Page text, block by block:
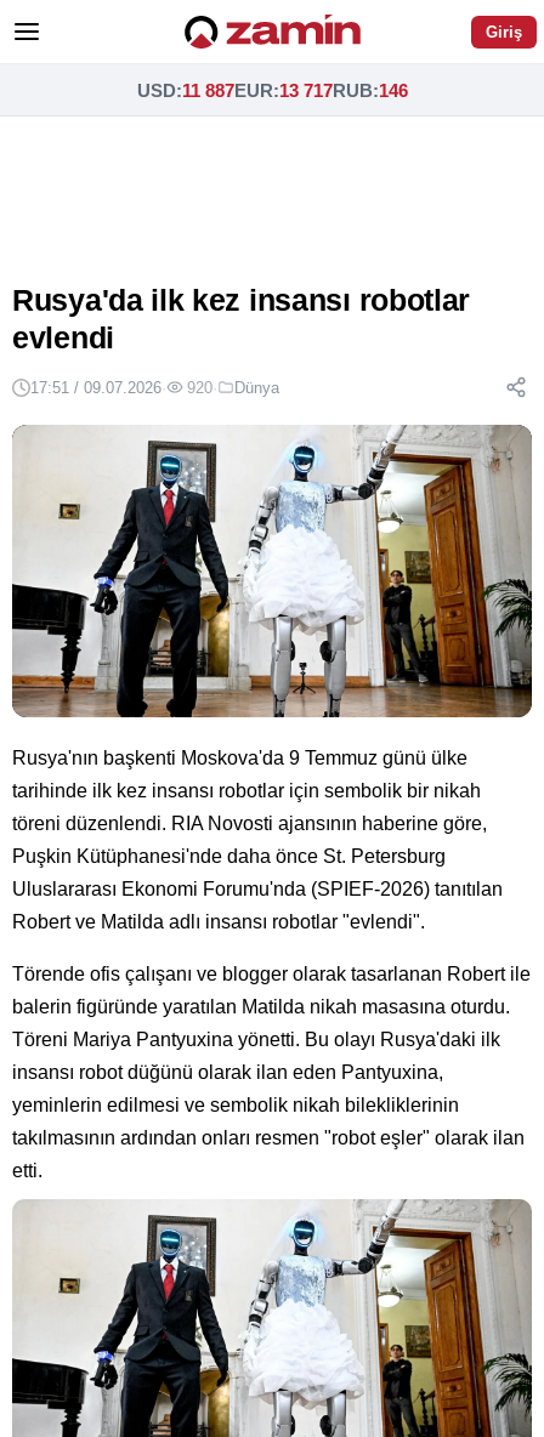
Giriş
USD:11 887EUR:13 717RUB:146
Rusya'da ilk kez insansı robotlar
evlendi
17:51 / 09.07.2026· 920· Dünya
Rusya'nın başkenti Moskova'da 9 Temmuz günü ülke
tarihinde ilk kez insansı robotlar için sembolik bir nikah
töreni düzenlendi. RIA Novosti ajansının haberine göre,
Puşkin Kütüphanesi'nde daha önce St. Petersburg
Uluslararası Ekonomi Forumu'nda (SPIEF-2026) tanıtılan
Robert ve Matilda adlı insansı robotlar "evlendi".
Törende ofis çalışanı ve blogger olarak tasarlanan Robert ile
balerin figüründe yaratılan Matilda nikah masasına oturdu.
Töreni Mariya Pantyuxina yönetti. Bu olayı Rusya'daki ilk
insansı robot düğünü olarak ilan eden Pantyuxina,
yeminlerin edilmesi ve sembolik nikah bilekliklerinin
takılmasının ardından onları resmen "robot eşler" olarak ilan
etti.